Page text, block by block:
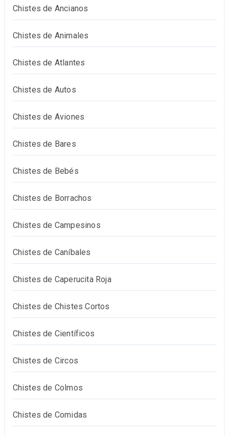
Chistes de Ancianos
Chistes de Animales
Chistes de Atlantes
Chistes de Autos
Chistes de Aviones
Chistes de Bares
Chistes de Bebés
Chistes de Borrachos
Chistes de Campesinos
Chistes de Caníbales
Chistes de Caperucita Roja
Chistes de Chistes Cortos
Chistes de Científicos
Chistes de Circos
Chistes de Colmos
Chistes de Comidas